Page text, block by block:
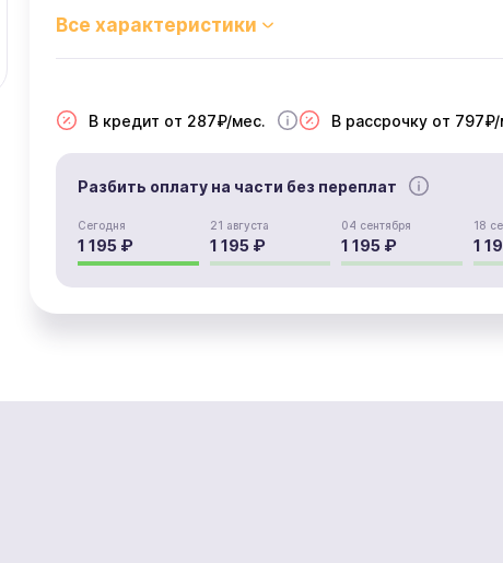
В кредит от 287₽/мес. В рассрочку от
Разбить оплату на части без переплат
Сегодня
1 195 ₽
21 августа
1 195 ₽
04 сентября
1 195 ₽
18
1